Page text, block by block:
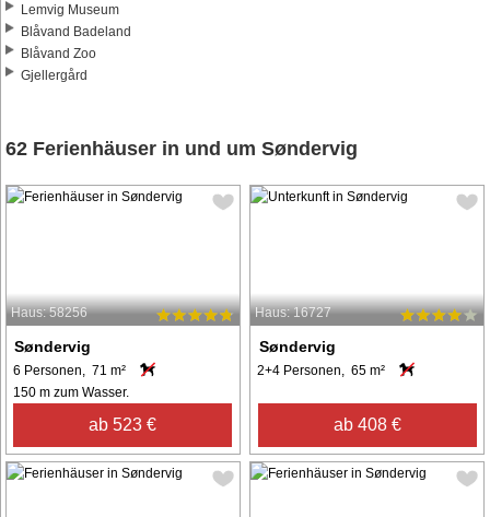
Lemvig Museum
Blåvand Badeland
Blåvand Zoo
Gjellergård
62 Ferienhäuser in und um Søndervig
Haus: 58256
Søndervig
6 Personen, 71 m²
150 m zum Wasser.
ab 523 €
Haus: 16727
Søndervig
2+4 Personen, 65 m²
ab 408 €